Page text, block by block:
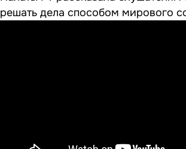
решать дела способом мирового